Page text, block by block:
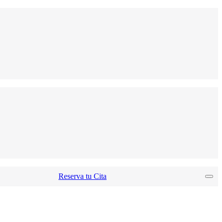
Reserva tu Cita